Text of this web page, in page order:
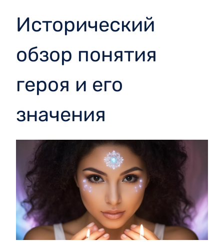
Исторический
обзор понятия
героя и его
значения